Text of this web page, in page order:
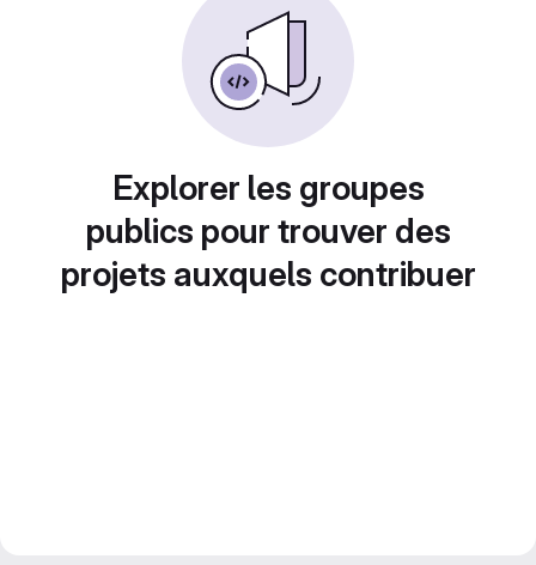
Explorer les groupes
publics pour trouver des
projets auxquels contribuer